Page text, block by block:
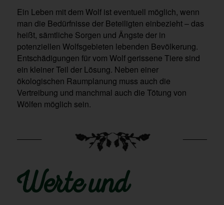
Ein Leben mit dem Wolf ist eventuell möglich, wenn
man die Bedürfnisse der Beteiligten einbezieht – das
heißt, sämtliche Sorgen und Ängste der in
potenziellen Wolfsgebieten lebenden Bevölkerung.
Entschädigungen für vom Wolf gerissene Tiere sind
ein kleiner Teil der Lösung. Neben einer
ökologischen Raumplanung muss auch die
Vertreibung und manchmal auch die Tötung von
Wölfen möglich sein.
Werte und